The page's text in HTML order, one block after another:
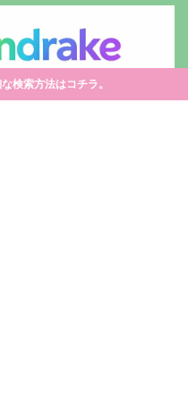
検索方法はコチラ。